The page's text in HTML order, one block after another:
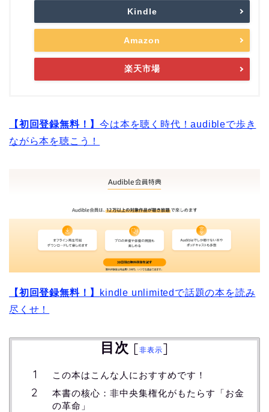
Kindle
Amazon
楽天市場
【初回登録無料！】今は本を聴く時代！audibleで歩き
ながら本を聴こう！
【初回登録無料！】
kindle unlimitedで話題の本を読み
尽くせ！
目次 [非表示]
この本はこんな人におすすめです！
本書の核心：非中央集権化がもたらす「お金
の革命」